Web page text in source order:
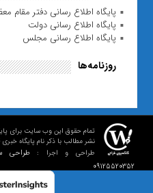
پایگاه اطلاع رسانی دفتر مقام
پایگاه اطلاع رسانی دولت
پایگاه اطلاع رسانی مجلس
روزنامه‌ها
تمام حقوق این وب سایت برای
نشر مطالب با ذکر نام پایگاه
طراحی و اجرا : طراحی
09125520352